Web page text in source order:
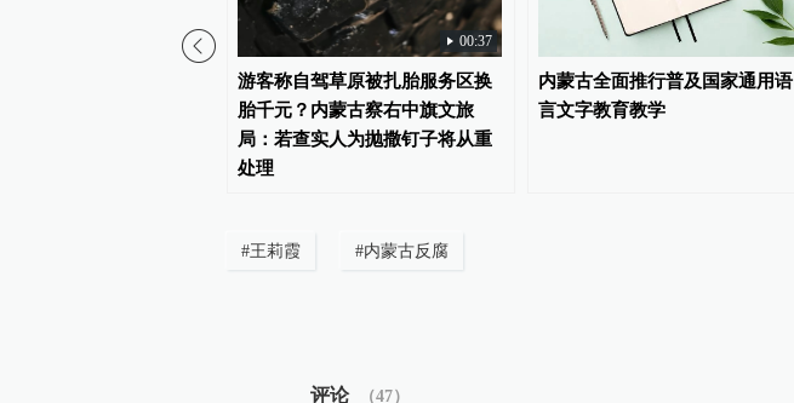
00:37
游客称自驾草原被扎胎服务区换
胎千元？内蒙古察右中旗文旅
局：若查实人为抛撒钉子将从重
处理
内蒙古全面推行普及国家通用语
言文字教育教学
#王莉霞 #内蒙古反腐
评论 （47）